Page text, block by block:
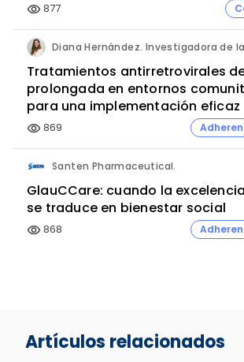
visibility 877
Tratamientos antirretrovirales
prolongada en entornos
para una implementación eficaz
visibility 869
Santen Pharmaceutical.
GlauCCare: cuando la
se traduce en bienestar social
visibility 868
Artículos relacionados